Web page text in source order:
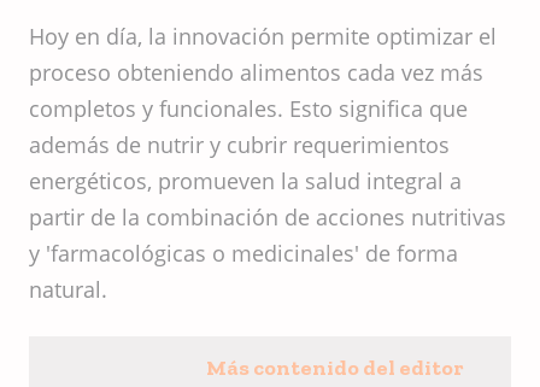
Hoy en día, la innovación permite optimizar el
proceso obteniendo alimentos cada vez más
completos y funcionales. Esto significa que
además de nutrir y cubrir requerimientos
energéticos, promueven la salud integral a
partir de la combinación de acciones nutritivas
y 'farmacológicas o medicinales' de forma
natural.
Más contenido del editor